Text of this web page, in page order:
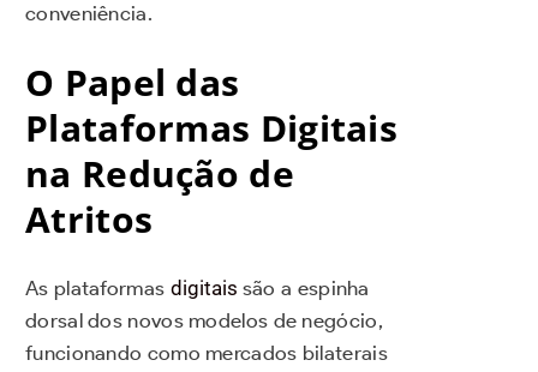
conveniência.
O Papel das
Plataformas Digitais
na Redução de
Atritos
As plataformas digitais são a espinha
dorsal dos novos modelos de negócio,
funcionando como mercados bilaterais